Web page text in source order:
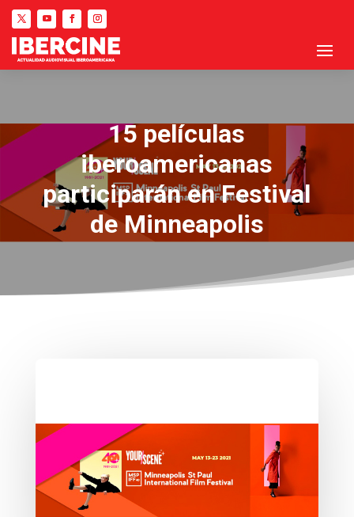
15 películas
iberoamericanas
participarán en Festival
de Minneapolis